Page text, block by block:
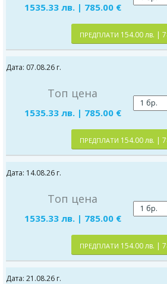
1535.33 лв. | 785.00 €
ПРЕДПЛАТИ 154.00 лв. |
Дата: 07.08.26 г.
Топ цена
1535.33 лв. | 785.00 €
ПРЕДПЛАТИ 154.00 лв. |
Дата: 14.08.26 г.
Топ цена
1535.33 лв. | 785.00 €
ПРЕДПЛАТИ 154.00 лв. |
Дата: 21.08.26 г.